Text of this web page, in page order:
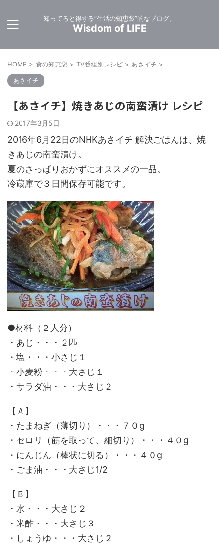
知ってると得する”生活の知恵袋”的なブログ。
Wisdom of LIFE
HOME > 食の知恵袋 > TV番組別レシピ > あさイチ >
あさイチ
【あさイチ】焼きあじの南蛮漬け レシピ
2017年3月5日
2016年6月22日のNHKあさイチ 解決ごはんは、焼
きあじの南蛮漬け。
夏のさっぱりおかずにオススメの一品。
冷蔵庫で３日間保存可能です。
●材料（２人分）
・あじ・・・２匹
・塩・・・小さじ１
・小麦粉・・・大さじ１
・サラダ油・・・大さじ２
【Ａ】
・たまねぎ（薄切り）・・・７０g
・セロリ（筋を取って、細切り）・・・４０g
・にんじん（棒状に切る）・・・４０g
・ごま油・・・大さじ1/2
【Ｂ】
・水・・・大さじ２
・米酢・・・大さじ３
・しょうゆ・・・大さじ２